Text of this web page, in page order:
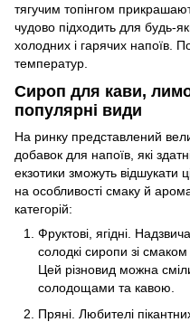
тягучим топінгом
чудово підходить для будь-
холодних і гарячих напоїв.
температур.
Сироп для кави,
популярні види
На ринку представлений
добавок для напоїв, які
екзотики зможуть відшукати
на особливості смаку й
категорій:
Фруктові, ягідні.
солодкі сиропи зі
Цей різновид можна
солодощами та кавою.
Пряні. Любителі